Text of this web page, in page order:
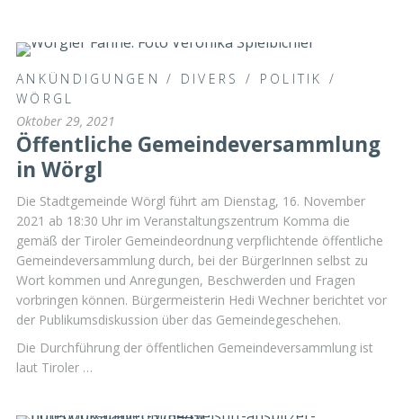
ANKÜNDIGUNGEN / DIVERS / POLITIK /
WÖRGL
Oktober 29, 2021
Öffentliche Gemeindeversammlung
in Wörgl
Die Stadtgemeinde Wörgl führt am Dienstag, 16. November
2021 ab 18:30 Uhr im Veranstaltungszentrum Komma die
gemäß der Tiroler Gemeindeordnung verpflichtende öffentliche
Gemeindeversammlung durch, bei der BürgerInnen selbst zu
Wort kommen und Anregungen, Beschwerden und Fragen
vorbringen können. Bürgermeisterin Hedi Wechner berichtet vor
der Publikumsdiskussion über das Gemeindegeschehen.
Die Durchführung der öffentlichen Gemeindeversammlung ist
laut Tiroler …